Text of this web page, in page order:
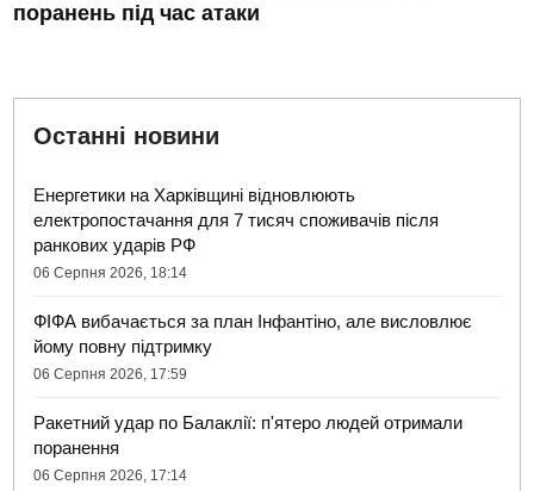
поранень під час атаки
Останні новини
Енергетики на Харківщині відновлюють
електропостачання для 7 тисяч споживачів після
ранкових ударів РФ
06 Серпня 2026, 18:14
ФІФА вибачається за план Інфантіно, але висловлює
йому повну підтримку
06 Серпня 2026, 17:59
Ракетний удар по Балаклії: п'ятеро людей отримали
поранення
06 Серпня 2026, 17:14